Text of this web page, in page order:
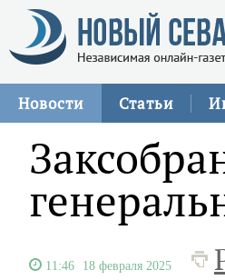
Новости Статьи
11:46 18 февраля 2025